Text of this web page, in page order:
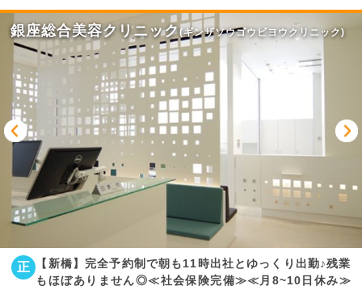
銀座総合美容クリニック(ギンザソウゴウビヨウクリニック)
正
【新橋】完全予約制で朝も11時出社とゆっくり出勤♪残業
もほぼありません◎≪社会保険完備≫≪月8~10日休み≫